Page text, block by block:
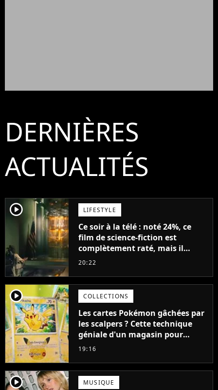
DERNIÈRES
ACTUALITÉS
player2 LIFESTYLE
Ce soir à la télé : noté 24%, ce
film de science-fiction est
complètement raté, mais il
aurait pu être encore pire à
20:22
player2 COLLECTIONS
Les cartes Pokémon gâchées par
les scalpers ? Cette technique
géniale d'un magasin pour
ruiner les revendeurs
19:16
player2 MUSIQUE